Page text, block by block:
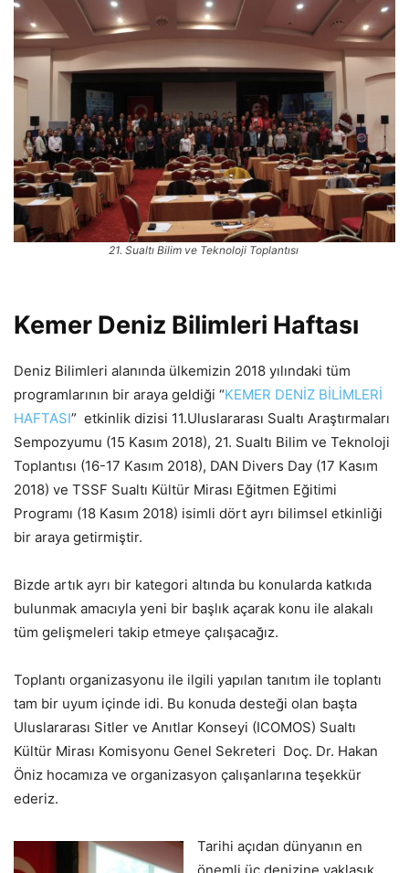
21. Sualtı Bilim ve Teknoloji Toplantısı
Kemer Deniz Bilimleri Haftası
Deniz Bilimleri alanında ülkemizin 2018 yılındaki tüm
programlarının bir araya geldiği “KEMER DENİZ BİLİMLERİ
HAFTASI” etkinlik dizisi 11.Uluslararası Sualtı Araştırmaları
Sempozyumu (15 Kasım 2018), 21. Sualtı Bilim ve Teknoloji
Toplantısı (16-17 Kasım 2018), DAN Divers Day (17 Kasım
2018) ve TSSF Sualtı Kültür Mirası Eğitmen Eğitimi
Programı (18 Kasım 2018) isimli dört ayrı bilimsel etkinliği
bir araya getirmiştir.
Bizde artık ayrı bir kategori altında bu konularda katkıda
bulunmak amacıyla yeni bir başlık açarak konu ile alakalı
tüm gelişmeleri takip etmeye çalışacağız.
Toplantı organizasyonu ile ilgili yapılan tanıtım ile toplantı
tam bir uyum içinde idi. Bu konuda desteği olan başta
Uluslararası Sitler ve Anıtlar Konseyi (ICOMOS) Sualtı
Kültür Mirası Komisyonu Genel Sekreteri Doç. Dr. Hakan
Öniz hocamıza ve organizasyon çalışanlarına teşekkür
ederiz.
Tarihi açıdan dünyanın en